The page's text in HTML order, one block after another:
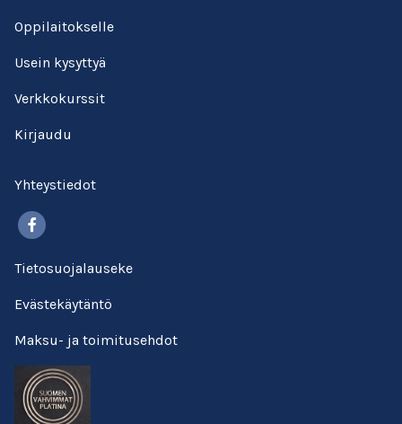
Oppilaitokselle
Usein kysyttyä
Verkkokurssit
Kirjaudu
Yhteystiedot
Tietosuojalauseke
Evästekäytäntö
Maksu- ja toimitusehdot